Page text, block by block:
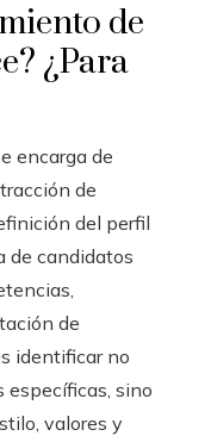
de
¿Para
encarga de
de
del perfil
de candidatos
de
identificar no
específicas, sino
valores y